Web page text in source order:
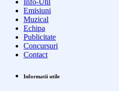
Info-Util
Emisiuni
Muzical
Echipa
Publicitate
Concursuri
Contact
Informatii utile